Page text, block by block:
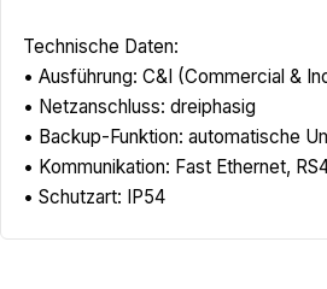
Technische Daten:
• Ausführung: C&I (Commercial &
• Netzanschluss: dreiphasig
• Backup-Funktion: automatische
• Kommunikation: Fast Ethernet,
• Schutzart: IP54